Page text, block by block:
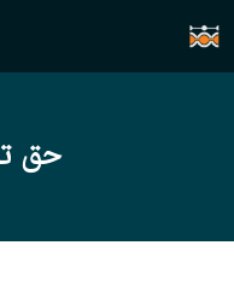
حق